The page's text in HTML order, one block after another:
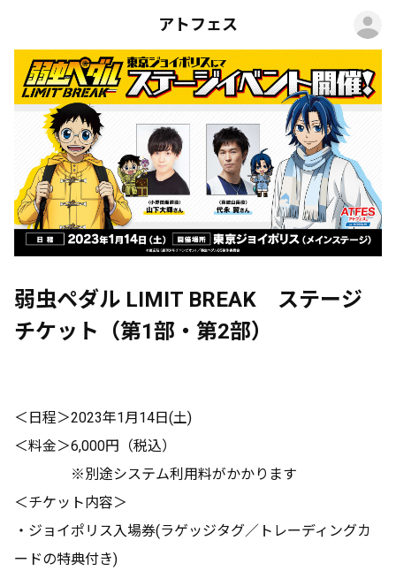
アトフェス
弱虫ペダル LIMIT BREAK ステージ
チケット（第1部・第2部）
＜日程＞2023年1月14日(土)
＜料金＞6,000円（税込）
※別途システム利用料がかかります
＜チケット内容＞
・ジョイポリス入場券(ラゲッジタグ／トレーディングカ
ードの特典付き)